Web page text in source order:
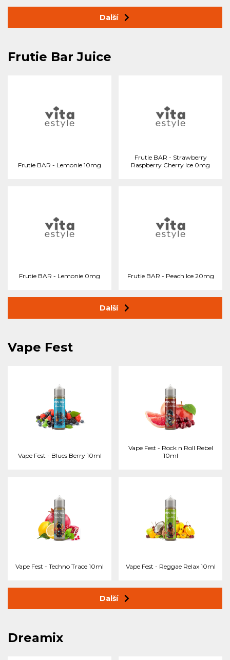
Další
Frutie Bar Juice
Frutie BAR - Lemonie 10mg
Frutie BAR - Strawberry
Raspberry Cherry Ice 0mg
Frutie BAR - Lemonie 0mg Frutie BAR - Peach Ice 20mg
Další
Vape Fest
Vape Fest - Blues Berry 10ml
Vape Fest - Rock n Roll Rebel
10ml
Vape Fest - Techno Trace 10ml Vape Fest - Reggae Relax 10ml
Další
Dreamix